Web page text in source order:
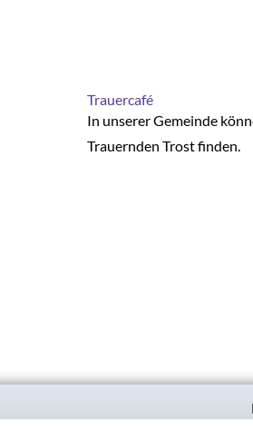
Trauercafé
In unserer Gemeinde
Trauernden Trost finden.